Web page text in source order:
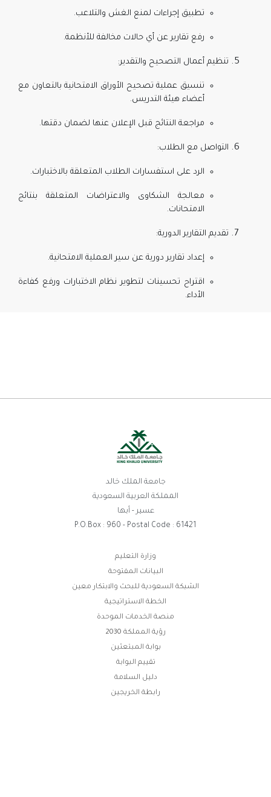
تطبيق إجراءات لمنع الغش والتلاعب.
رفع تقارير عن أي حالات مخالفة للأنظمة.
تنظيم أعمال التصحيح والتقدير:
تنسيق عملية تصحيح الأوراق الامتحانية بالتعاون مع
أعضاء هيئة التدريس.
مراجعة النتائج قبل الإعلان عنها لضمان دقتها.
التواصل مع الطلاب:
الرد على استفسارات الطلاب المتعلقة بالاختبارات.
معالجة الشكاوى والاعتراضات المتعلقة بنتائج
الامتحانات.
تقديم التقارير الدورية:
إعداد تقارير دورية عن سير العملية الامتحانية.
اقتراح تحسينات لتطوير نظام الاختبارات ورفع كفاءة
الأداء.
جامعة الملك خالد
المملكة العربية السعودية
عسير - أبها
P.O.Box : 960 - Postal Code : 61421
وزارة التعليم
البيانات المفتوحة
الشبكة السعودية للبحث والابتكار معين
الخطة الاستراتيجية
منصة الخدمات الموحدة
رؤية المملكة 2030
بوابة المبتعثين
تقييم البوابة
دليل السلامة
رابطة الخريجين